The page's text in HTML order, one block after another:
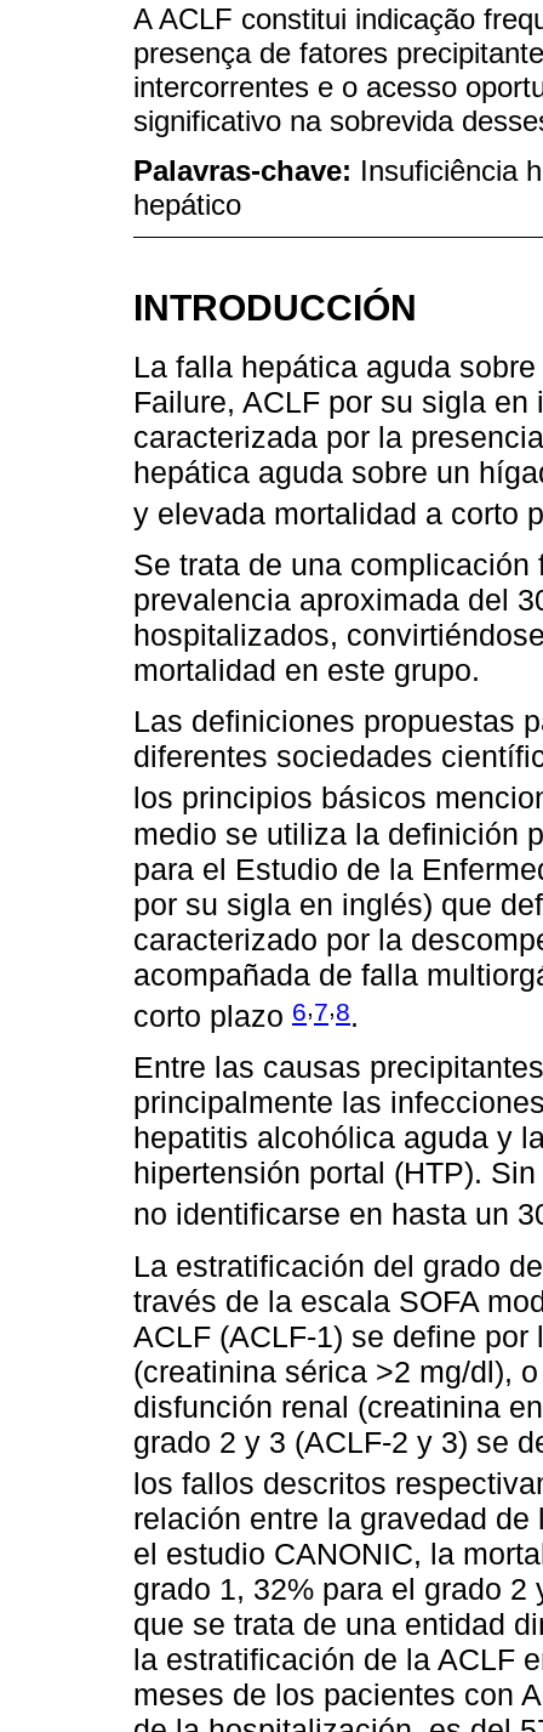
A ACLF constitui indicação
presença de fatores
intercorrentes e o acesso
significativo na sobrevida
Palavras-chave: Insuficiência
hepático
INTRODUCCIÓN
La falla hepática aguda
Failure, ACLF por su sigla
caracterizada por la
hepática aguda sobre un
y elevada mortalidad a corto
Se trata de una
prevalencia aproximada del
hospitalizados,
mortalidad en este grupo.
Las definiciones propuestas
diferentes sociedades
los principios básicos
medio se utiliza la definición
para el Estudio de la
por su sigla en inglés) que
caracterizado por la
acompañada de falla
corto plazo 6,7,8.
Entre las causas
principalmente las
hepatitis alcohólica aguda y
hipertensión portal (HTP).
no identificarse en hasta un
La estratificación del grado
través de la escala SOFA
ACLF (ACLF-1) se define
(creatinina sérica >2 mg/dl),
disfunción renal (creatinina
grado 2 y 3 (ACLF-2 y 3) se
los fallos descritos
relación entre la gravedad
el estudio CANONIC, la
grado 1, 32% para el grado
que se trata de una entidad
la estratificación de la ACLF
meses de los pacientes con